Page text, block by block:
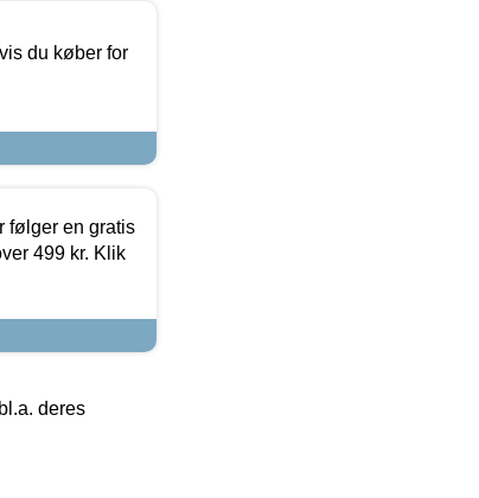
du køber for
følger en gratis
499 kr. Klik
deres